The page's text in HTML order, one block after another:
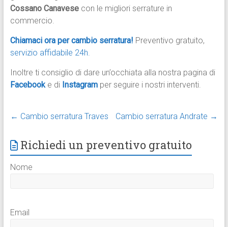
Cossano Canavesecon le migliori serrature in
commercio.
Chiamaci ora per cambio serratura! Preventivo gratuito,
servizio affidabile 24h.
Inoltre ti consiglio di dare un’occhiata alla nostra pagina di
Facebook e di Instagram per seguire i nostri interventi.
← Cambio serratura Traves Cambio serratura Andrate →
Richiedi un preventivo gratuito
Nome
Email